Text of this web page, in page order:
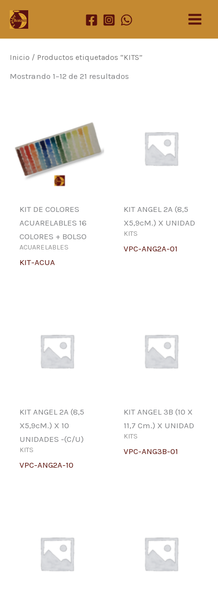
Inicio / Productos etiquetados “KITS”
Mostrando 1–12 de 21 resultados
KIT DE COLORES
ACUARELABLES 16
COLORES + BOLSO
ACUARELABLES
KIT-ACUA
KIT ANGEL 2A (8,5
X5,9cM.) X UNIDAD
KITS
VPC-ANG2A-01
KIT ANGEL 2A (8,5
X5,9cM.) X 10
UNIDADES -(C/U)
KITS
VPC-ANG2A-10
KIT ANGEL 3B (10 X
11,7 Cm.) X UNIDAD
KITS
VPC-ANG3B-01